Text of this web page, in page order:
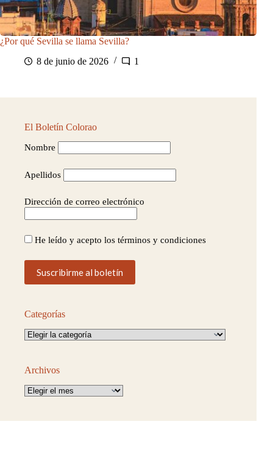
¿Por qué Sevilla se llama Sevilla?
8 de junio de 2026
1
El Boletín Colorao
Nombre
Apellidos
Dirección de correo electrónico
He leído y acepto los términos y condiciones
Categorías
Categorías
Archivos
Archivos